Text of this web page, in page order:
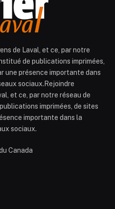
de Laval, et ce, par notre
de publications imprimées,
une présence importante dans
sociaux.Rejoindre
et ce, par notre réseau de
imprimées, de sites
importante dans la
sociaux.
Canada